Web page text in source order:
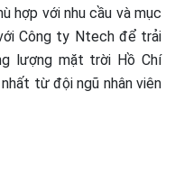
hợp với nhu cầu và mục
Công ty Ntech để trải
lượng mặt trời Hồ Chí
từ đội ngũ nhân viên